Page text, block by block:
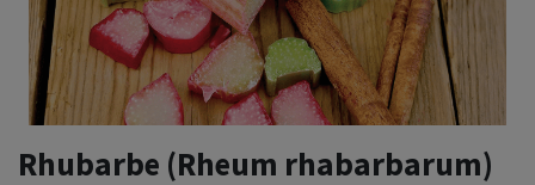
Rhubarbe (Rheum rhabarbarum)